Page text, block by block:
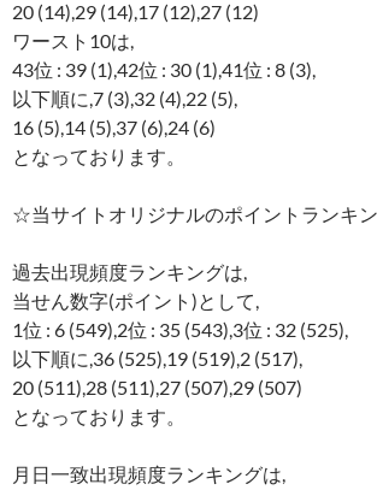
20 (14),29 (14),17 (12),27 (12)
ワースト10は,
43位 : 39 (1),42位 : 30 (1),41位 : 8 (3),
以下順に,7 (3),32 (4),22 (5),
16 (5),14 (5),37 (6),24 (6)
となっております。
☆当サイトオリジナルのポイントランキ
過去出現頻度ランキングは,
当せん数字(ポイント)として,
1位 : 6 (549),2位 : 35 (543),3位 : 32 (525),
以下順に,36 (525),19 (519),2 (517),
20 (511),28 (511),27 (507),29 (507)
となっております。
月日一致出現頻度ランキングは,